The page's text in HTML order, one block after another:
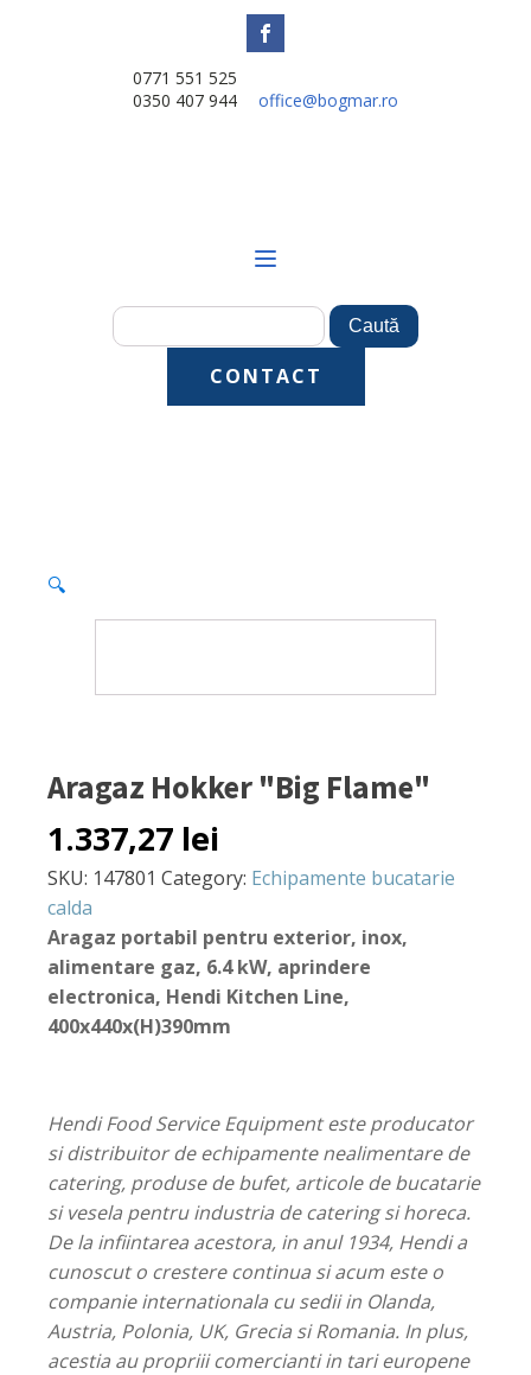
0771 551 525
0350 407 944
office@bogmar.ro
CONTACT
🔍
Aragaz Hokker "Big Flame"
1.337,27 lei
SKU: 147801 Category: Echipamente bucatarie
calda
Aragaz portabil pentru exterior, inox,
alimentare gaz, 6.4 kW, aprindere
electronica, Hendi Kitchen Line,
400x440x(H)390mm
Hendi Food Service Equipment este producator
si distribuitor de echipamente nealimentare de
catering, produse de bufet, articole de bucatarie
si vesela pentru industria de catering si horeca.
De la infiintarea acestora, in anul 1934, Hendi a
cunoscut o crestere continua si acum este o
companie internationala cu sedii in Olanda,
Austria, Polonia, UK, Grecia si Romania. In plus,
acestia au propriii comercianti in tari europene